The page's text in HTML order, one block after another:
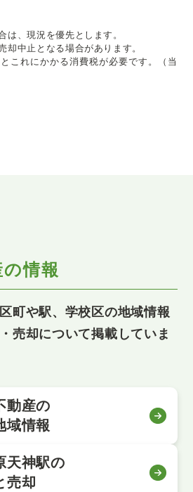
、現況を優先とします。
中止となる場合があります。
これにかかる消費税が必要です。（当
情報
町や駅、学校区の地域情報
売却について掲載していま
動産の
域情報
天神駅の
売却